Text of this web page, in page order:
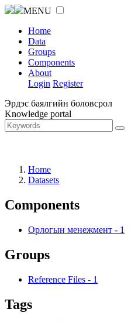
MENU
Home
Data
Groups
Components
About
Login Register
Эрдэс баялгийн боловсрол
Knowledge portal
Home
Datasets
Components
Орлогын менежмент - 1
Groups
Reference Files - 1
Tags